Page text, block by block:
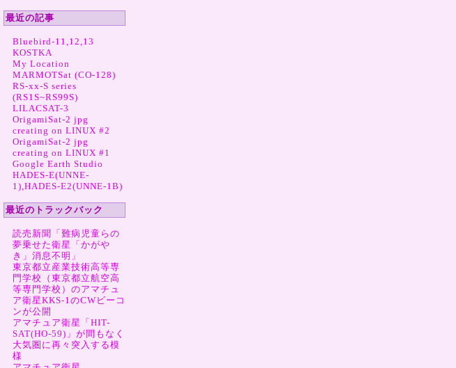
最近の記事
Bluebird-11,12,13
KOSTKA
My Location
MARMOTSat (CO-128)
RS-xx-S series
(RS1S~RS99S)
LILACSAT-3
OrigamiSat-2 jpg
creating on LINUX #2
OrigamiSat-2 jpg
creating on LINUX #1
Google Earth Studio
HADES-E(UNNE-
1),HADES-E2(UNNE-1B)
最近のトラックバック
読売新聞「難病児童らの
夢乗せた衛星「かがや
き」消息不明」
東京都立産業技術高等専
門学校（東京都立航空高
等専門学校）のアマチュ
ア衛星KKS-1のCWビーコ
ンが公開
アマチュア衛星「HIT-
SAT(HO-59)」が間もなく
大気圏に再々突入する模
様